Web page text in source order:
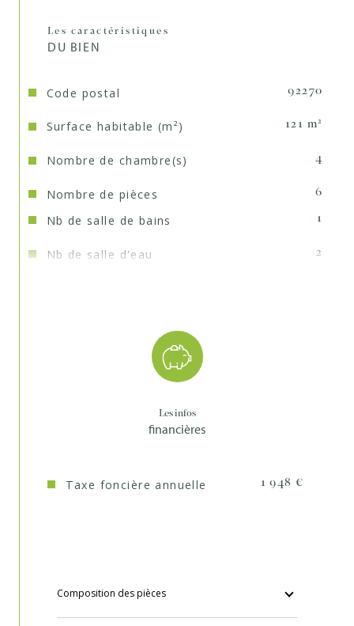
Les caractéristiques
DU BIEN
Code postal 92270
Surface habitable (m²) 121 m²
Nombre de chambre(s) 4
Nombre de pièces 6
Nb de salle de bains 1
Nb de salle d'eau 2
Format de chauffage
Les infos
financières
Taxe foncière annuelle 1 948 €
Composition des pièces